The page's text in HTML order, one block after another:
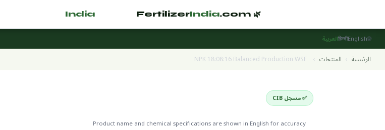
🌿 Fertilizer
India.com
India.com
🌐
English
हिन्दीالعربية
الرئيسية › المنتجات ›
NPK 18:08:16 Balanced Production WSF
✅ مسجل CIB
Product name and chemical specifications are shown in English for accuracy